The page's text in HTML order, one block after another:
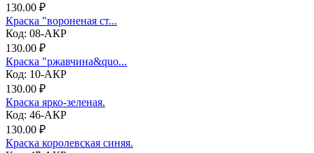
130.00 ₽
Краска "вороненая ст...
Код: 08-АКР
130.00 ₽
Краска "ржавчина&quo...
Код: 10-АКР
130.00 ₽
Краска ярко-зеленая.
Код: 46-АКР
130.00 ₽
Краска королевская синяя.